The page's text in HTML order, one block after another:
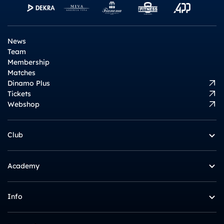
News
Team
Membership
Matches
Dinamo Plus
Tickets
Webshop
Club
Academy
Info